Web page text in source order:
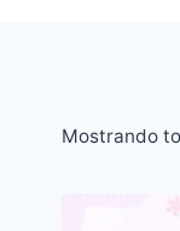
Mostrando